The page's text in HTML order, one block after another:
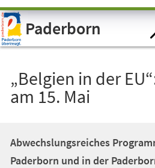
Visuelle
Assistenzsoftware
öffnen.Paderborn
„Belgien in der
am 15. Mai
Abwechslungsreiches
Paderborn und in der